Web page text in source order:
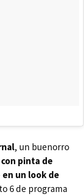
, un buenorro
con pinta de
un look de
6 de programa